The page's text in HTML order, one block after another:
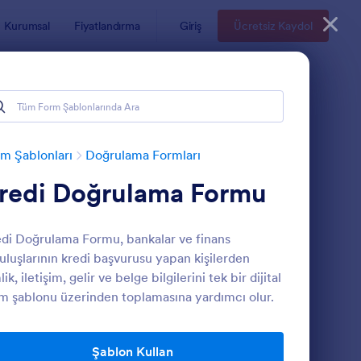
Kurumsal Fiyatlandırma Giriş Ücretsiz Kaydol
Şablonları Doğrulama Formları
Doğrulama Formu
Doğrulama Formu, bankalar ve finans
kredi başvurusu yapan kişilerden
iletişim, gelir ve belge bilgilerini tek bir dijital
şablonu üzerinden toplamasına yardımcı olur.
Şablon Kullan
Belgesi Formu Önizleme: İşsizlik Geliri